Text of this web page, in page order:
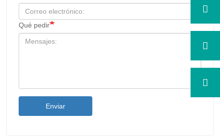
Qué pedir
Enviar